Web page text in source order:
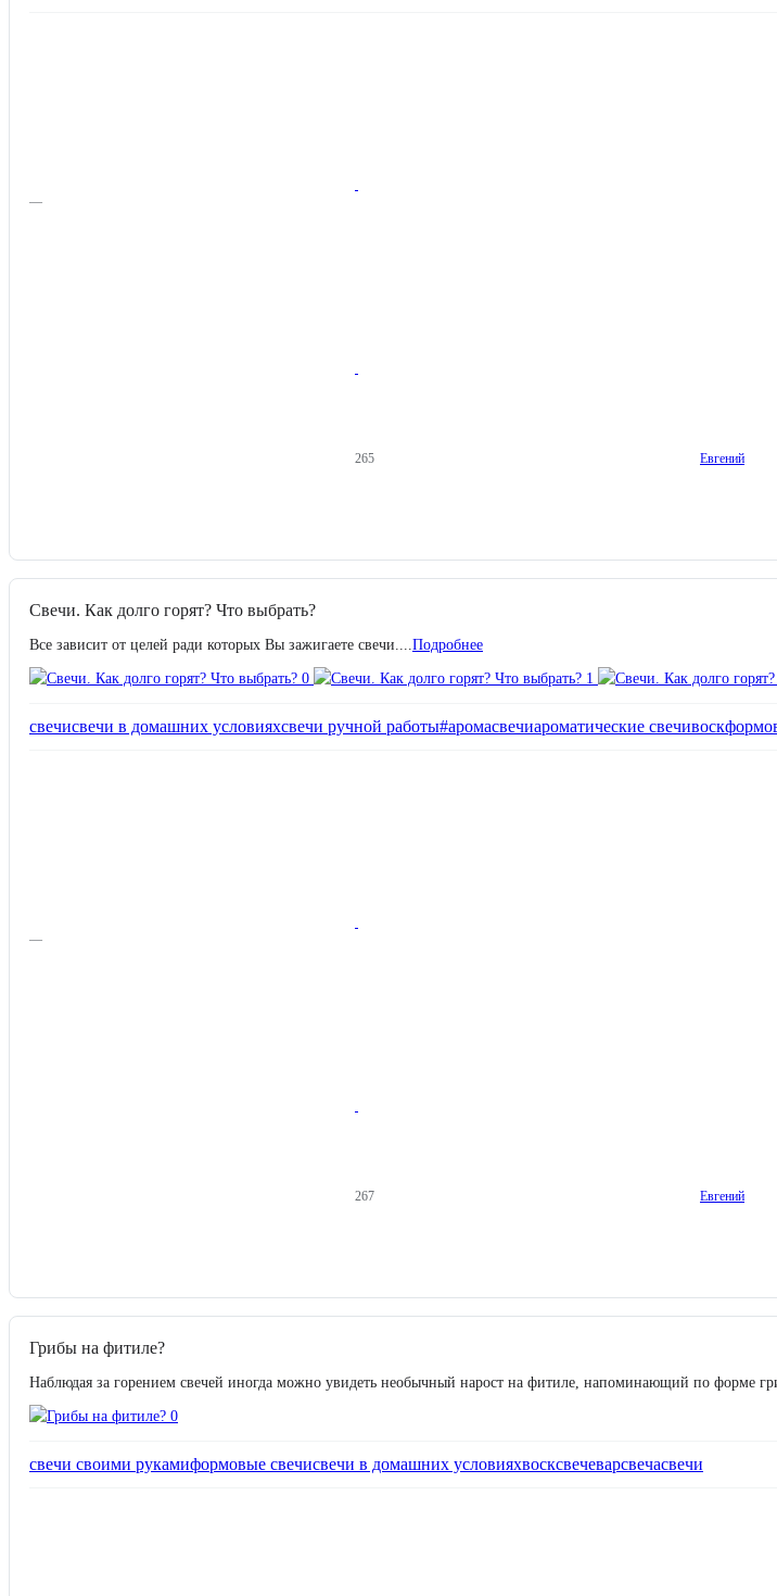
—
265 Евгений
Свечи. Как долго горят? Что выбрать?
Все зависит от целей ради которых Вы зажигаете свечи....Подробнее
свечисвечи в домашних условияхсвечи ручной работы#аромасвечиароматические свечивоск
—
267 Евгений
Грибы на фитиле?
Наблюдая за горением свечей иногда можно увидеть необычный нарост на фитиле, напоминающий по форме
свечи своими рукамиформовые свечисвечи в домашних условияхвосксвечеварсвечасвечи